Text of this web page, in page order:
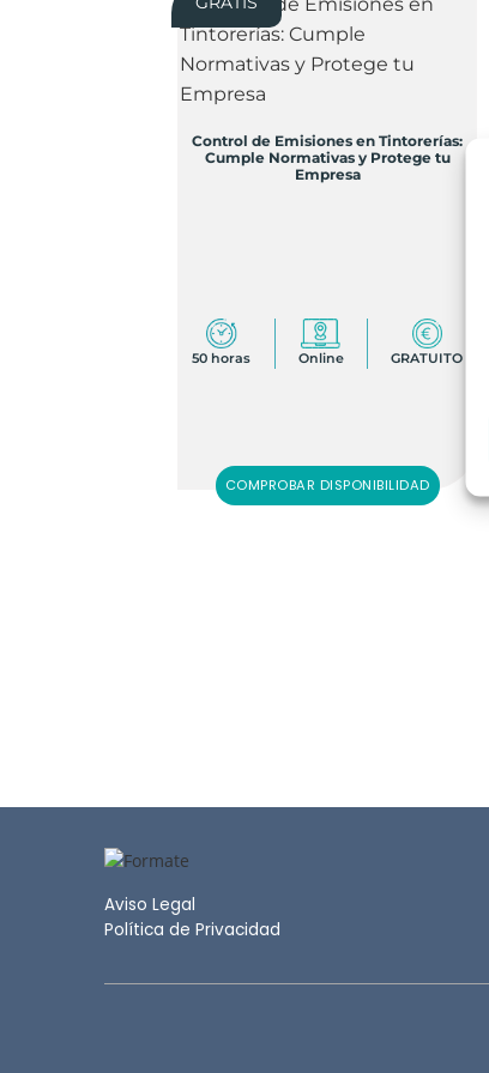
Control de Emisiones en Tintorerías:
Cumple Normativas y Protege tu
Empresa
50 horas Online GRATUITO
COMPROBAR DISPONIBILIDAD
Aviso Legal
Política de Privacidad